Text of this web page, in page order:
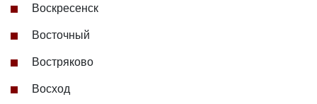
Воскресенск
Восточный
Востряково
Восход